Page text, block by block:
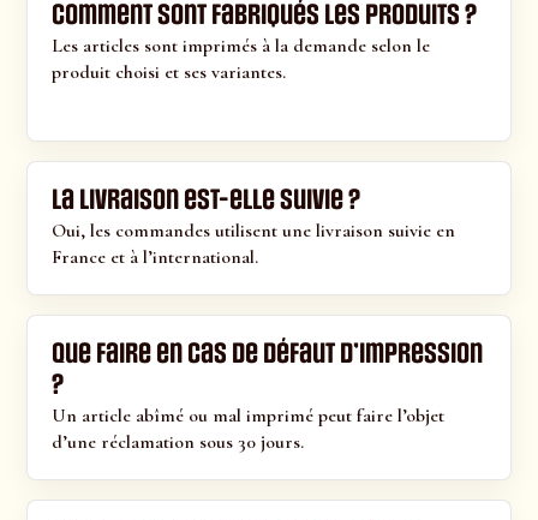
Comment sont fabriqués les produits ?
Les articles sont imprimés à la demande selon le
produit choisi et ses variantes.
La livraison est-elle suivie ?
Oui, les commandes utilisent une livraison suivie en
France et à l’international.
Que faire en cas de défaut d’impression
?
Un article abîmé ou mal imprimé peut faire l’objet
d’une réclamation sous 30 jours.